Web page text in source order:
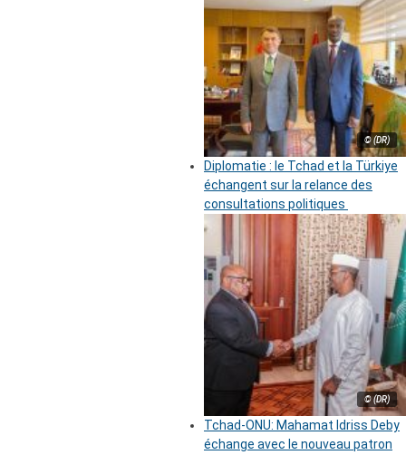
© (DR)
Diplomatie : le Tchad et la Türkiye
échangent sur la relance des
consultations politiques
© (DR)
Tchad-ONU: Mahamat Idriss Deby
échange avec le nouveau patron